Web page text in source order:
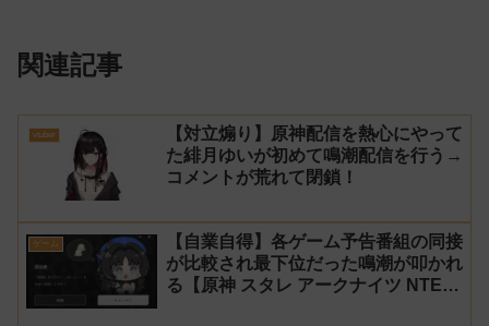
関連記事
vtuber
【対立煽り】原神配信を熱心にやって
た緋月ゆいが初めて鳴潮配信を行う→
コメントが荒れて閉鎖！
ゲーム
【自業自得】各ゲーム予告番組の同接
が比較され最下位だった鳴潮が叩かれ
る【原神 スタレ アークナイツ NTE